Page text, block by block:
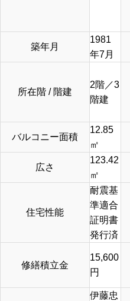
築年月
1981
年7月
所在階 / 階建
2階／3
階建
バルコニー面積
12.85
㎡
広さ
123.42
㎡
住宅性能
耐震基
準適合
証明書
発行済
修繕積立金
15,600
円
伊藤忠